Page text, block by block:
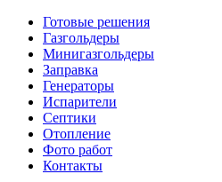
Готовые решения
Газгольдеры
Минигазгольдеры
Заправка
Генераторы
Испарители
Септики
Отопление
Фото работ
Контакты